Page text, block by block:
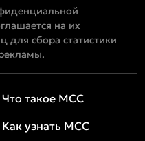
на их
для сбора статистики
Что такое MCC
Как узнать MCC